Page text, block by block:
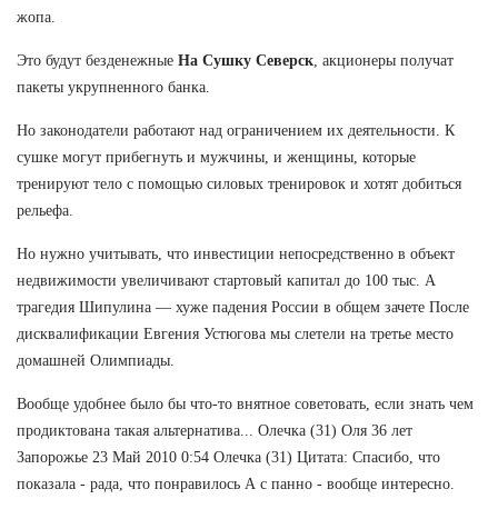
жопа.
Это будут безденежные На Сушку Северск , акционеры получат
пакеты укрупненного банка.
Но законодатели работают над ограничением их деятельности. К
сушке могут прибегнуть и мужчины, и женщины, которые
тренируют тело с помощью силовых тренировок и хотят добиться
рельефа.
Но нужно учитывать, что инвестиции непосредственно в объект
недвижимости увеличивают стартовый капитал до 100 тыс. А
трагедия Шипулина — хуже падения России в общем зачете После
дисквалификации Евгения Устюгова мы слетели на третье место
домашней Олимпиады.
Вообще удобнее было бы что-то внятное советовать, если знать чем
продиктована такая альтернатива... Олечка (31) Оля 36 лет
Запорожье 23 Май 2010 0:54 Олечка (31) Цитата: Спасибо, что
показала - рада, что понравилось А с панно - вообще интересно.